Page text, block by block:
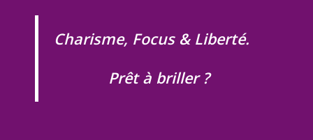
Charisme, Focus & Liberté.
Prêt à briller ?